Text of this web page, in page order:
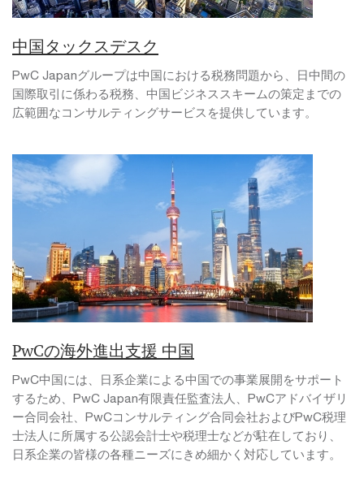
中国タックスデスク
PwC Japanグループは中国における税務問題から、日中間の
国際取引に係わる税務、中国ビジネススキームの策定までの
広範囲なコンサルティングサービスを提供しています。
PwCの海外進出支援 中国
PwC中国には、日系企業による中国での事業展開をサポート
するため、PwC Japan有限責任監査法人、PwCアドバイザリ
ー合同会社、PwCコンサルティング合同会社およびPwC税理
士法人に所属する公認会計士や税理士などが駐在しており、
日系企業の皆様の各種ニーズにきめ細かく対応しています。